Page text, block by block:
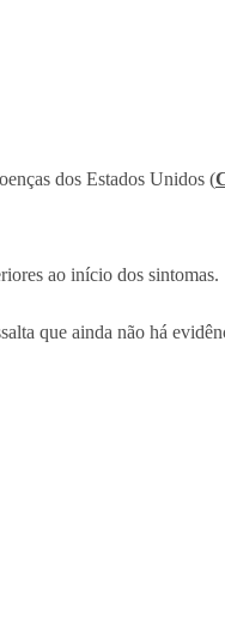
dos Estados Unidos (
ao início dos sintomas.
que ainda não há